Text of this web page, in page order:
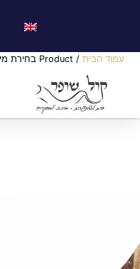
עמוד הבית / Product בחירת מידה / מידה 4: 35-39 ס"מ